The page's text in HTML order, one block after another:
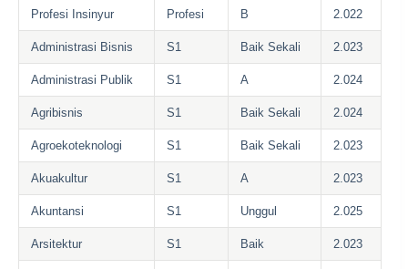
Profesi Insinyur Profesi B 2.022
Administrasi Bisnis S1 Baik Sekali 2.023
Administrasi Publik S1 A 2.024
Agribisnis S1 Baik Sekali 2.024
Agroekoteknologi S1 Baik Sekali 2.023
Akuakultur S1 A 2.023
Akuntansi S1 Unggul 2.025
Arsitektur S1 Baik 2.023